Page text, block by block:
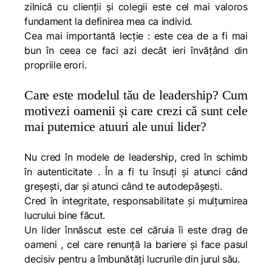
zilnică cu clienții și colegii este cel mai valoros
fundament la definirea mea ca individ.
Cea mai importantă lecție : este cea de a fi mai
bun în ceea ce faci azi decât ieri învățând din
propriile erori.
Care este modelul tău de leadership? Cum
motivezi oamenii și care crezi că sunt cele
mai puternice atuuri ale unui lider?
Nu cred în modele de leadership, cred în schimb
în autenticitate . În a fi tu însuți și atunci când
greșești, dar și atunci când te autodepășești.
Cred în integritate, responsabilitate și mulțumirea
lucrului bine făcut.
Un lider înnăscut este cel căruia îi este drag de
oameni , cel care renunță la bariere și face pasul
decisiv pentru a îmbunătăți lucrurile din jurul său.